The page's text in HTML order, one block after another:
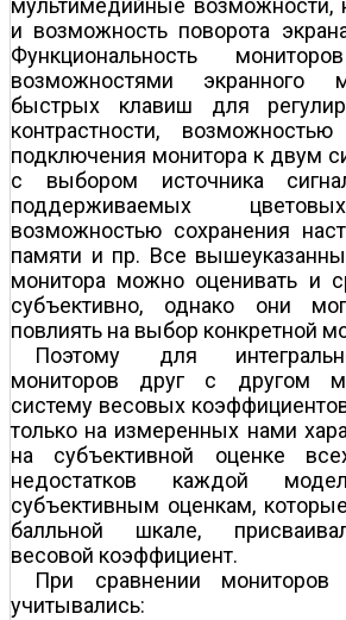
мультимедийные возможности,
и возможность поворота
Функциональность
возможностями экранного
быстрых клавиш для
контрастности,
подключения монитора к двум
с выбором источника
поддерживаемых
возможностью сохранения
памяти и пр. Все
монитора можно оценивать и
субъективно, однако они
повлиять на выбор конкретной
Поэтому для
мониторов друг с другом
систему весовых
только на измеренных нами
на субъективной оценке
недостатков каждой
субъективным оценкам,
балльной шкале,
весовой коэффициент.
При сравнении
учитывались: